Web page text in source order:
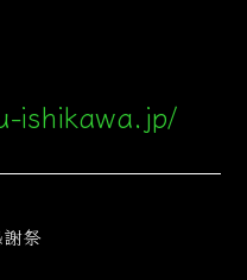
ishikawa.jp/
祭